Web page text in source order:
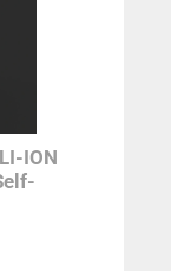
ION